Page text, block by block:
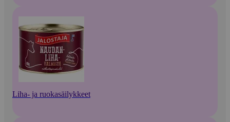
Liha- ja ruokasäilykkeet